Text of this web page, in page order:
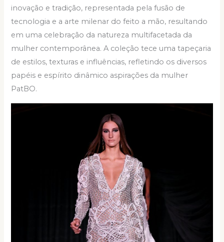
inovação e tradição, representada pela fusão de
tecnologia e a arte milenar do feito a mão, resultando
em uma celebração da natureza multifacetada da
mulher contemporânea. A coleção tece uma tapeçaria
de estilos, texturas e influências, refletindo os diversos
papéis e espírito dinâmico aspirações da mulher
PatBO.